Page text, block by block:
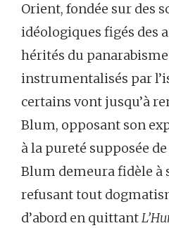
Orient, fondée sur des
idéologiques figés des
hérités du
instrumentalisés par
certains vont jusqu’à
Blum, opposant son
à la pureté supposée
Blum demeura fidèle à
refusant tout
d’abord en quittant